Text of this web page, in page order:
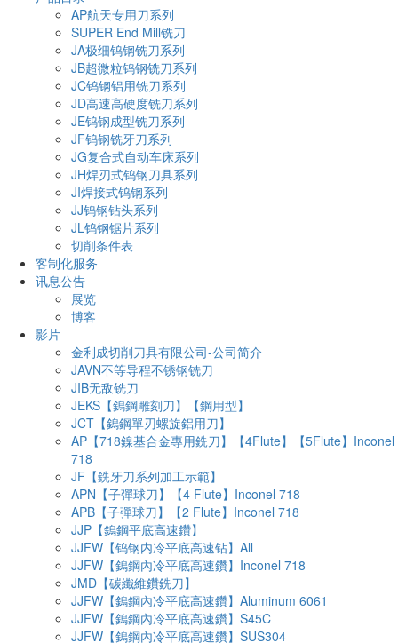
AP航天专用刀系列
SUPER End Mill铣刀
JA极细钨钢铣刀系列
JB超微粒钨钢铣刀系列
JC钨钢铝用铣刀系列
JD高速高硬度铣刀系列
JE钨钢成型铣刀系列
JF钨钢铣牙刀系列
JG复合式自动车床系列
JH焊刃式钨钢刀具系列
JI焊接式钨钢系列
JJ钨钢钻头系列
JL钨钢锯片系列
切削条件表
客制化服务
讯息公告
展览
博客
影片
金利成切削刀具有限公司-公司简介
JAVN不等导程不锈钢铣刀
JIB无敌铣刀
JEKS【鎢鋼雕刻刀】【鋼用型】
JCT【鎢鋼單刃螺旋鋁用刀】
AP【718鎳基合金專用銑刀】【4Flute】【5Flute】Inconel
718
JF【銑牙刀系列加工示範】
APN【子彈球刀】【4 Flute】Inconel 718
APB【子彈球刀】【2 Flute】Inconel 718
JJP【鎢鋼平底高速鑽】
JJFW【钨钢内冷平底高速钻】All
JJFW【鎢鋼內冷平底高速鑽】Inconel 718
JMD【碳纖維鑽銑刀】
JJFW【鎢鋼內冷平底高速鑽】Aluminum 6061
JJFW【鎢鋼內冷平底高速鑽】S45C
JJFW【鎢鋼內冷平底高速鑽】SUS304